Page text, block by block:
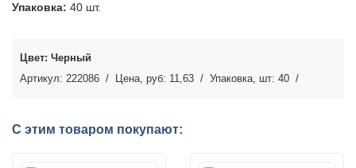
Упаковка: 40 шт.
Черный
222086
11,63 40
С этим товаром покупают: